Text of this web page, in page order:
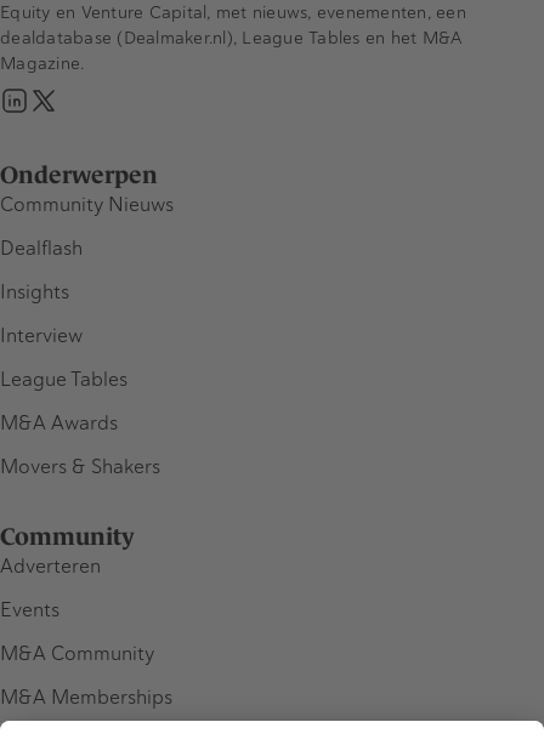
Onderwerpen
Community Nieuws
Dealflash
Insights
Interview
League Tables
M&A Awards
Movers & Shakers
Community
Adverteren
Events
M&A Community
M&A Memberships
Equity en Venture Capital, met nieuws, evenementen, een
dealdatabase (Dealmaker.nl), League Tables en het M&A
Magazine.